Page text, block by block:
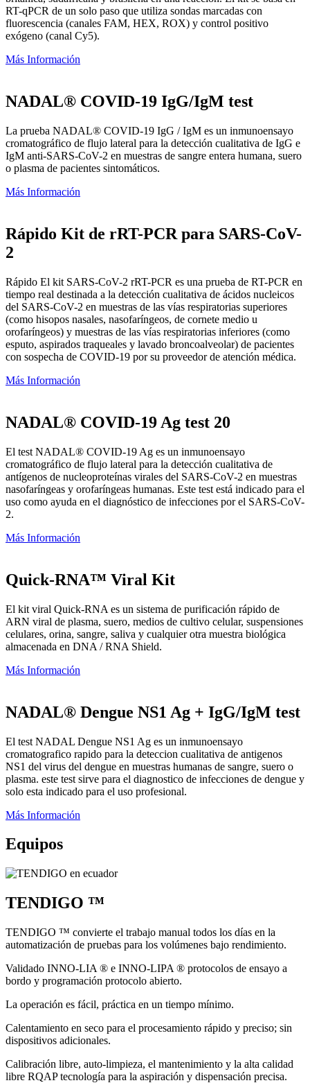
RT-qPCR de un solo paso que utiliza sondas marcadas con
fluorescencia (canales FAM, HEX, ROX) y control positivo
exógeno (canal Cy5).
Más Información
NADAL® COVID-19 IgG/IgM test
La prueba NADAL® COVID-19 IgG / IgM es un inmunoensayo
cromatográfico de flujo lateral para la detección cualitativa de IgG e
IgM anti-SARS-CoV-2 en muestras de sangre entera humana, suero
o plasma de pacientes sintomáticos.
Más Información
Rápido Kit de rRT-PCR para SARS-CoV-
2
Rápido El kit SARS-CoV-2 rRT-PCR es una prueba de RT-PCR en
tiempo real destinada a la detección cualitativa de ácidos nucleicos
del SARS-CoV-2 en muestras de las vías respiratorias superiores
(como hisopos nasales, nasofaríngeos, de cornete medio u
orofaríngeos) y muestras de las vías respiratorias inferiores (como
esputo, aspirados traqueales y lavado broncoalveolar) de pacientes
con sospecha de COVID-19 por su proveedor de atención médica.
Más Información
NADAL® COVID-19 Ag test 20
El test NADAL® COVID-19 Ag es un inmunoensayo
cromatográfico de flujo lateral para la detección cualitativa de
antígenos de nucleoproteínas virales del SARS-CoV-2 en muestras
nasofaríngeas y orofaríngeas humanas. Este test está indicado para el
uso como ayuda en el diagnóstico de infecciones por el SARS-CoV-
2.
Más Información
Quick-RNA™ Viral Kit
El kit viral Quick-RNA es un sistema de purificación rápido de
ARN viral de plasma, suero, medios de cultivo celular, suspensiones
celulares, orina, sangre, saliva y cualquier otra muestra biológica
almacenada en DNA / RNA Shield.
Más Información
NADAL® Dengue NS1 Ag + IgG/IgM test
El test NADAL Dengue NS1 Ag es un inmunoensayo
cromatografico rapido para la deteccion cualitativa de antigenos
NS1 del virus del dengue en muestras humanas de sangre, suero o
plasma. este test sirve para el diagnostico de infecciones de dengue y
solo esta indicado para el uso profesional.
Más Información
Equipos
TENDIGO ™
TENDIGO ™ convierte el trabajo manual todos los días en la
automatización de pruebas para los volúmenes bajo rendimiento.
Validado INNO-LIA ® e INNO-LIPA ® protocolos de ensayo a
bordo y programación protocolo abierto.
La operación es fácil, práctica en un tiempo mínimo.
Calentamiento en seco para el procesamiento rápido y preciso; sin
dispositivos adicionales.
Calibración libre, auto-limpieza, el mantenimiento y la alta calidad
libre RQAP tecnología para la aspiración y dispensación precisa.